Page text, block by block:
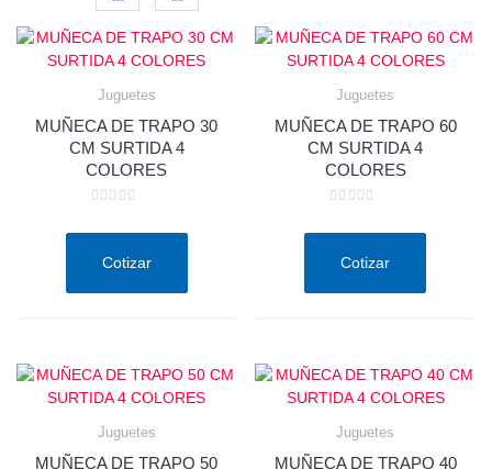
Juguetes
MUÑECA DE TRAPO 30
CM SURTIDA 4
COLORES
deCotizar
Juguetes
MUÑECA DE TRAPO 60
CM SURTIDA 4
COLORES
deCotizar
Juguetes
MUÑECA DE TRAPO 50
Juguetes
MUÑECA DE TRAPO 40